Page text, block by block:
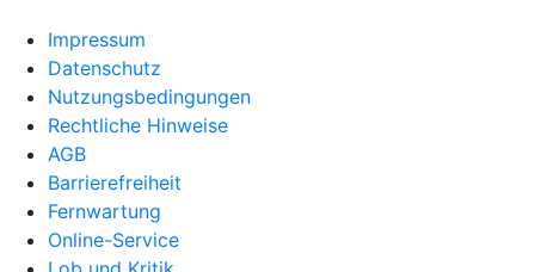
Impressum
Datenschutz
Nutzungsbedingungen
Rechtliche Hinweise
AGB
Barrierefreiheit
Fernwartung
Online-Service